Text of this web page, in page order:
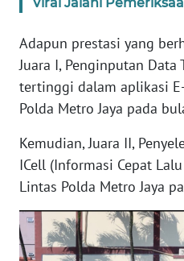
Adapun prestasi yang
Juara I, Penginputan
tertinggi dalam aplikasi
Polda Metro Jaya pada
Kemudian, Juara II,
ICell (Informasi Cepat
Lintas Polda Metro Jaya
WN
JOGJA
WN
WN
BALI
WN
KALBAR